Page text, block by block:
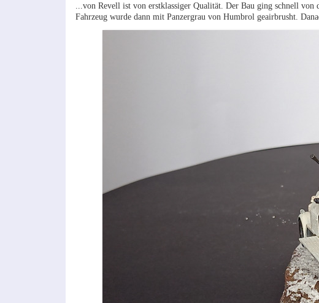
...von Revell ist von erstklassiger Qualität. Der Bau ging schnell von
Fahrzeug wurde dann mit Panzergrau von Humbrol geairbrusht.